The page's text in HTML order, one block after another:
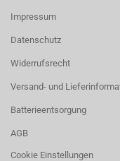
Impressum
Datenschutz
Widerrufsrecht
Versand- und
Batterieentsorgung
AGB
Cookie Einstellungen